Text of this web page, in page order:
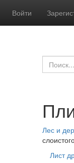
Войти
Лес и
Лист